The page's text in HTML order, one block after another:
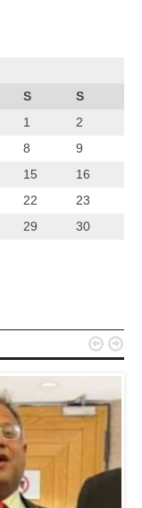
S
S
1
2
8
9
15
16
22
23
29
30
 